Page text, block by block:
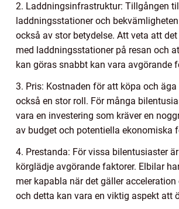
2. Laddningsinfrastruktur: Tillgången till
laddningsstationer och
också av stor betydelse. Att veta att
med laddningsstationer på resan och
kan göras snabbt kan vara avgörande
3. Pris: Kostnaden för att köpa och
också en stor roll. För många
vara en investering som kräver en
av budget och potentiella ekonomiska
4. Prestanda: För vissa bilentusiaster
körglädje avgörande faktorer. Elbilar
mer kapabla när det gäller
och detta kan vara en viktig aspekt att